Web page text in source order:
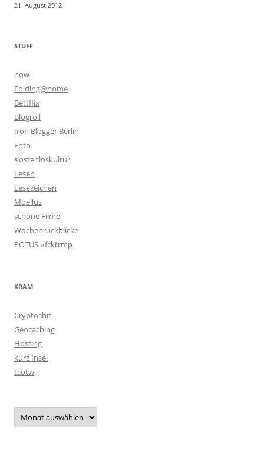
21. August 2012
STUFF
now
Folding@home
Bettflix
Blogroll
Iron Blogger Berlin
Foto
Kostenloskultur
Lesen
Lesezeichen
Moellus
schöne Filme
Wochenrückblicke
POTUS #fcktrmp
KRAM
Cryptoshit
Geocaching
Hosting
kurz Insel
tcotw
Archiv